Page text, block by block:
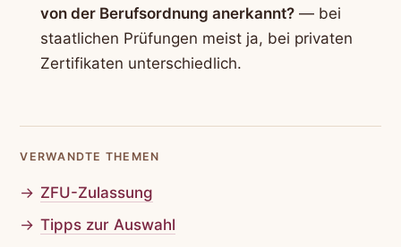
von der Berufsordnung anerkannt?— bei
staatlichen Prüfungen meist ja, bei privaten
Zertifikaten unterschiedlich.
VERWANDTE THEMEN
ZFU-Zulassung
Tipps zur Auswahl